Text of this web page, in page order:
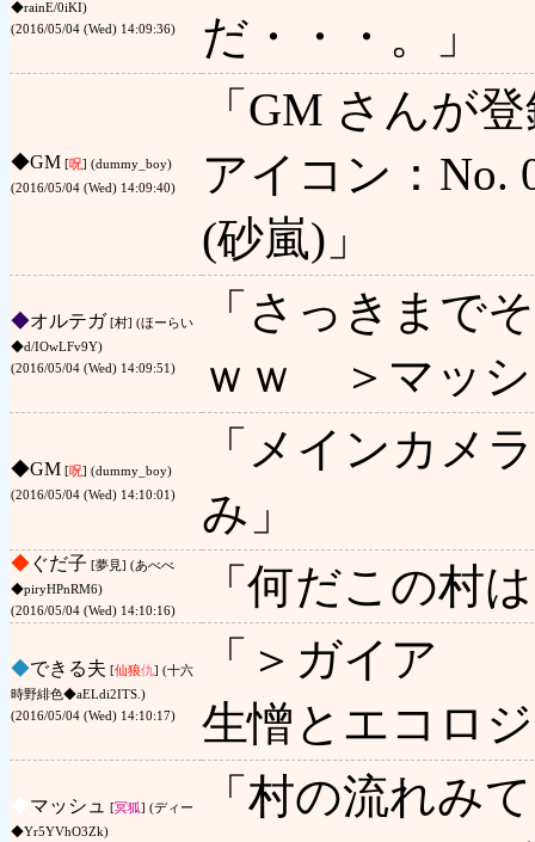
◆rainE/0iKI)
(2016/05/04 (Wed) 14:09:36)
だ・・・。」
◆GM [呪] (dummy_boy)
(2016/05/04 (Wed) 14:09:40)
「GM さんが
アイコン：No.
(砂嵐)」
◆オルテガ [村] (ほーらい
◆d/IOwLFv9Y)
(2016/05/04 (Wed) 14:09:51)
「さっきまで
ｗｗ ＞マッ
◆GM [呪] (dummy_boy)
(2016/05/04 (Wed) 14:10:01)
「メインカメ
み」
◆ぐだ子 [夢見] (あべべ
◆piryHPnRM6)
(2016/05/04 (Wed) 14:10:16)
「何だこの村
◆できる夫 [仙狼仇] (十六
時野緋色◆aELdi2ITS.)
(2016/05/04 (Wed) 14:10:17)
「＞ガイア
生憎とエコロ
マッシュ [冥狐] (ディー
◆Yr5YVhO3Zk)
「村の流れみ